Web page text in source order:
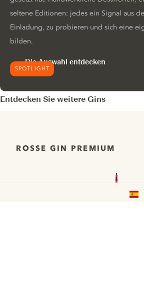
SPOTLIGHT
seltene Editionen: jedes ein Signal aus
Einladung, zu probieren und sich eine
bilden.
Die Auswahl entdecken
Entdecken Sie weitere Gins
ROSSE GIN PREMIUM